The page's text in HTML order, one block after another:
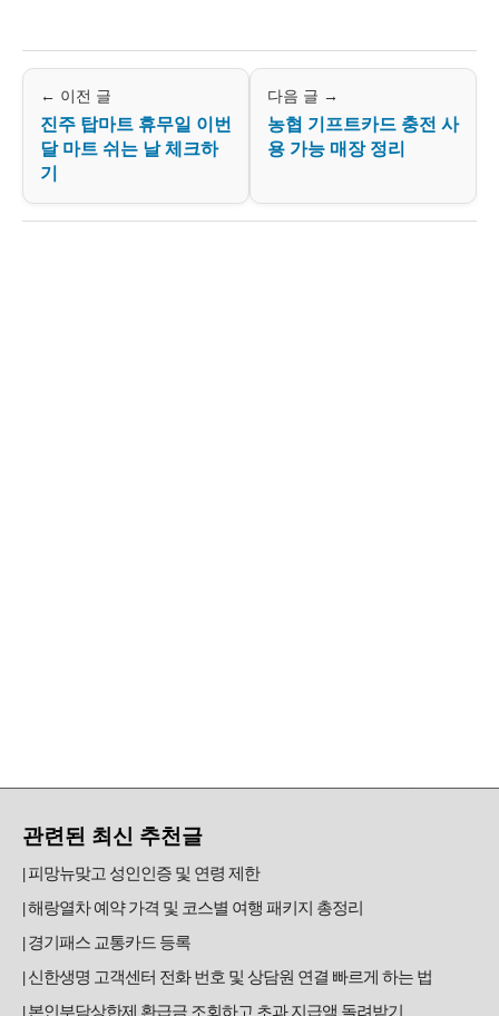
← 이전 글
진주 탑마트 휴무일 이번
달 마트 쉬는 날 체크하
기
다음 글 →
농협 기프트카드 충전 사
용 가능 매장 정리
관련된 최신 추천글
피망뉴맞고 성인인증 및 연령 제한
해랑열차 예약 가격 및 코스별 여행 패키지 총정리
경기패스 교통카드 등록
신한생명 고객센터 전화 번호 및 상담원 연결 빠르게 하는 법
본인부담상한제 환급금 조회하고 초과 지급액 돌려받기